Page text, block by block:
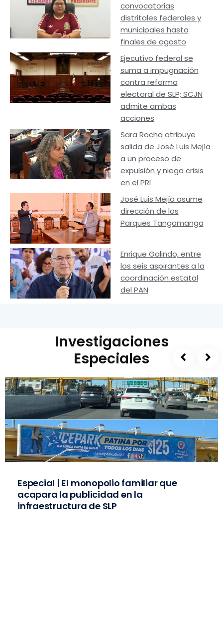
convocatorias
distritales federales y
municipales hasta
finales de agosto
Ejecutivo federal se
suma a impugnación
contra reforma
electoral de SLP; SCJN
admite ambas
acciones
Sara Rocha atribuye
salida de José Luis Mejía
a un proceso de
expulsión y niega crisis
en el PRI
José Luis Mejía asume
dirección de los
Parques Tangamanga
Enrique Galindo, entre
los seis aspirantes a la
coordinación estatal
del PAN
Investigaciones
Especiales
Especial | El monopolio familiar que
acapara la publicidad en la
infraestructura de SLP